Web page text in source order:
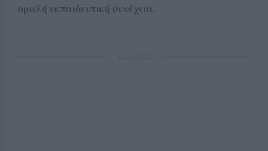
ομαλή εκπαιδευτική συνέχεια.